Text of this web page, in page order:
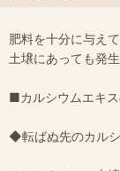
肥料を十分に与え
土壌にあっても発
■カルシウムエキ
◆転ばぬ先のカル